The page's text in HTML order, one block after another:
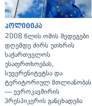
პოლიტიკა
2008 წლის ომის შედეგები
დღემდე ძირს უთხრის
საქართველოს
უსაფრთხოებას,
სუვერენიტეტსა და
ტერიტორიულ მთლიანობას
— ევროკავშირის
პრესპიკერის განცხადება